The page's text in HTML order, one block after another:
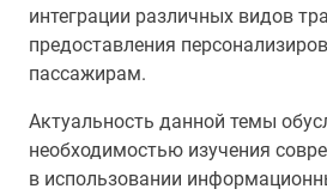
интеграции различных видов
предоставления
пассажирам.
Актуальность данной темы
необходимостью изучения
в использовании